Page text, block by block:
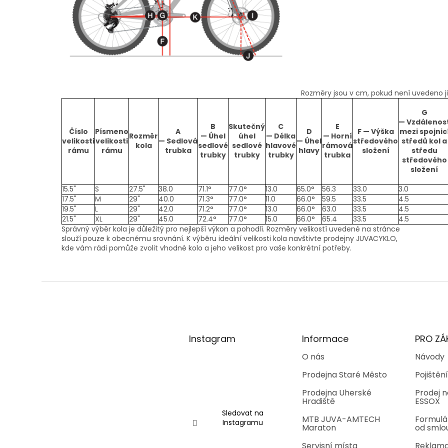
Rozměry jsou v cm, pokud není uvedeno
Číslo
velikosti
rámu
Písmeno
velikosti
rámu
Rozměr
kola
A
— Sedlová
trubka
B
— Úhel
sedlové
trubky
Skutečný
úhel
sedlové
trubky
C
— Délka
hlavové
trubky
D
— Úhel
hlavy
E
— Horní
rámová
trubka
F — Výška
středového
složení
G
—
mezi
středů kol a
středu
středového
složení
15.5"
S 27.5" 38.0 71.1° 77.0° 13.0 65.0° 56.3 33.0 3.0
17.5"
M 29" 40.0 71.3° 77.0° 11.0 66.0° 59.5 33.5 4.5
19.5"
L 29" 42.0 71.2° 77.0° 13.0 66.0° 63.0 33.5 4.5
21.5"
XL 29" 45.0 72.4° 77.0° 15.0 66.0° 65.4 33.5 4.5
Správný výběr kola je důležitý pro nejlepší výkon a pohodlí. Rozměry velikostí uvedené na stránce
slouží pouze k obecnému srovnání. K výběru ideální velikosti kola navštivte prodejny JUVACYKLO,
kde vám rádi pomůže zvolit vhodné kolo a jeho velikost pro vaše konkrétní potřeby.
Instagram
Sledovat na
Instagramu
Informace
O nás
Prodejna Staré Město
Prodejna Uherské
Hradiště
MTB JUVA-AMTECH
Maraton
PRO
Návody
Prodej
ESSOX
od